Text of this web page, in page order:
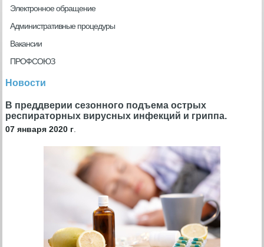
Электронное обращение
Административные процедуры
Вакансии
ПРОФСОЮЗ
Новости
В преддверии сезонного подъема острых
респираторных вирусных инфекций и гриппа.
07 января 2020 г.